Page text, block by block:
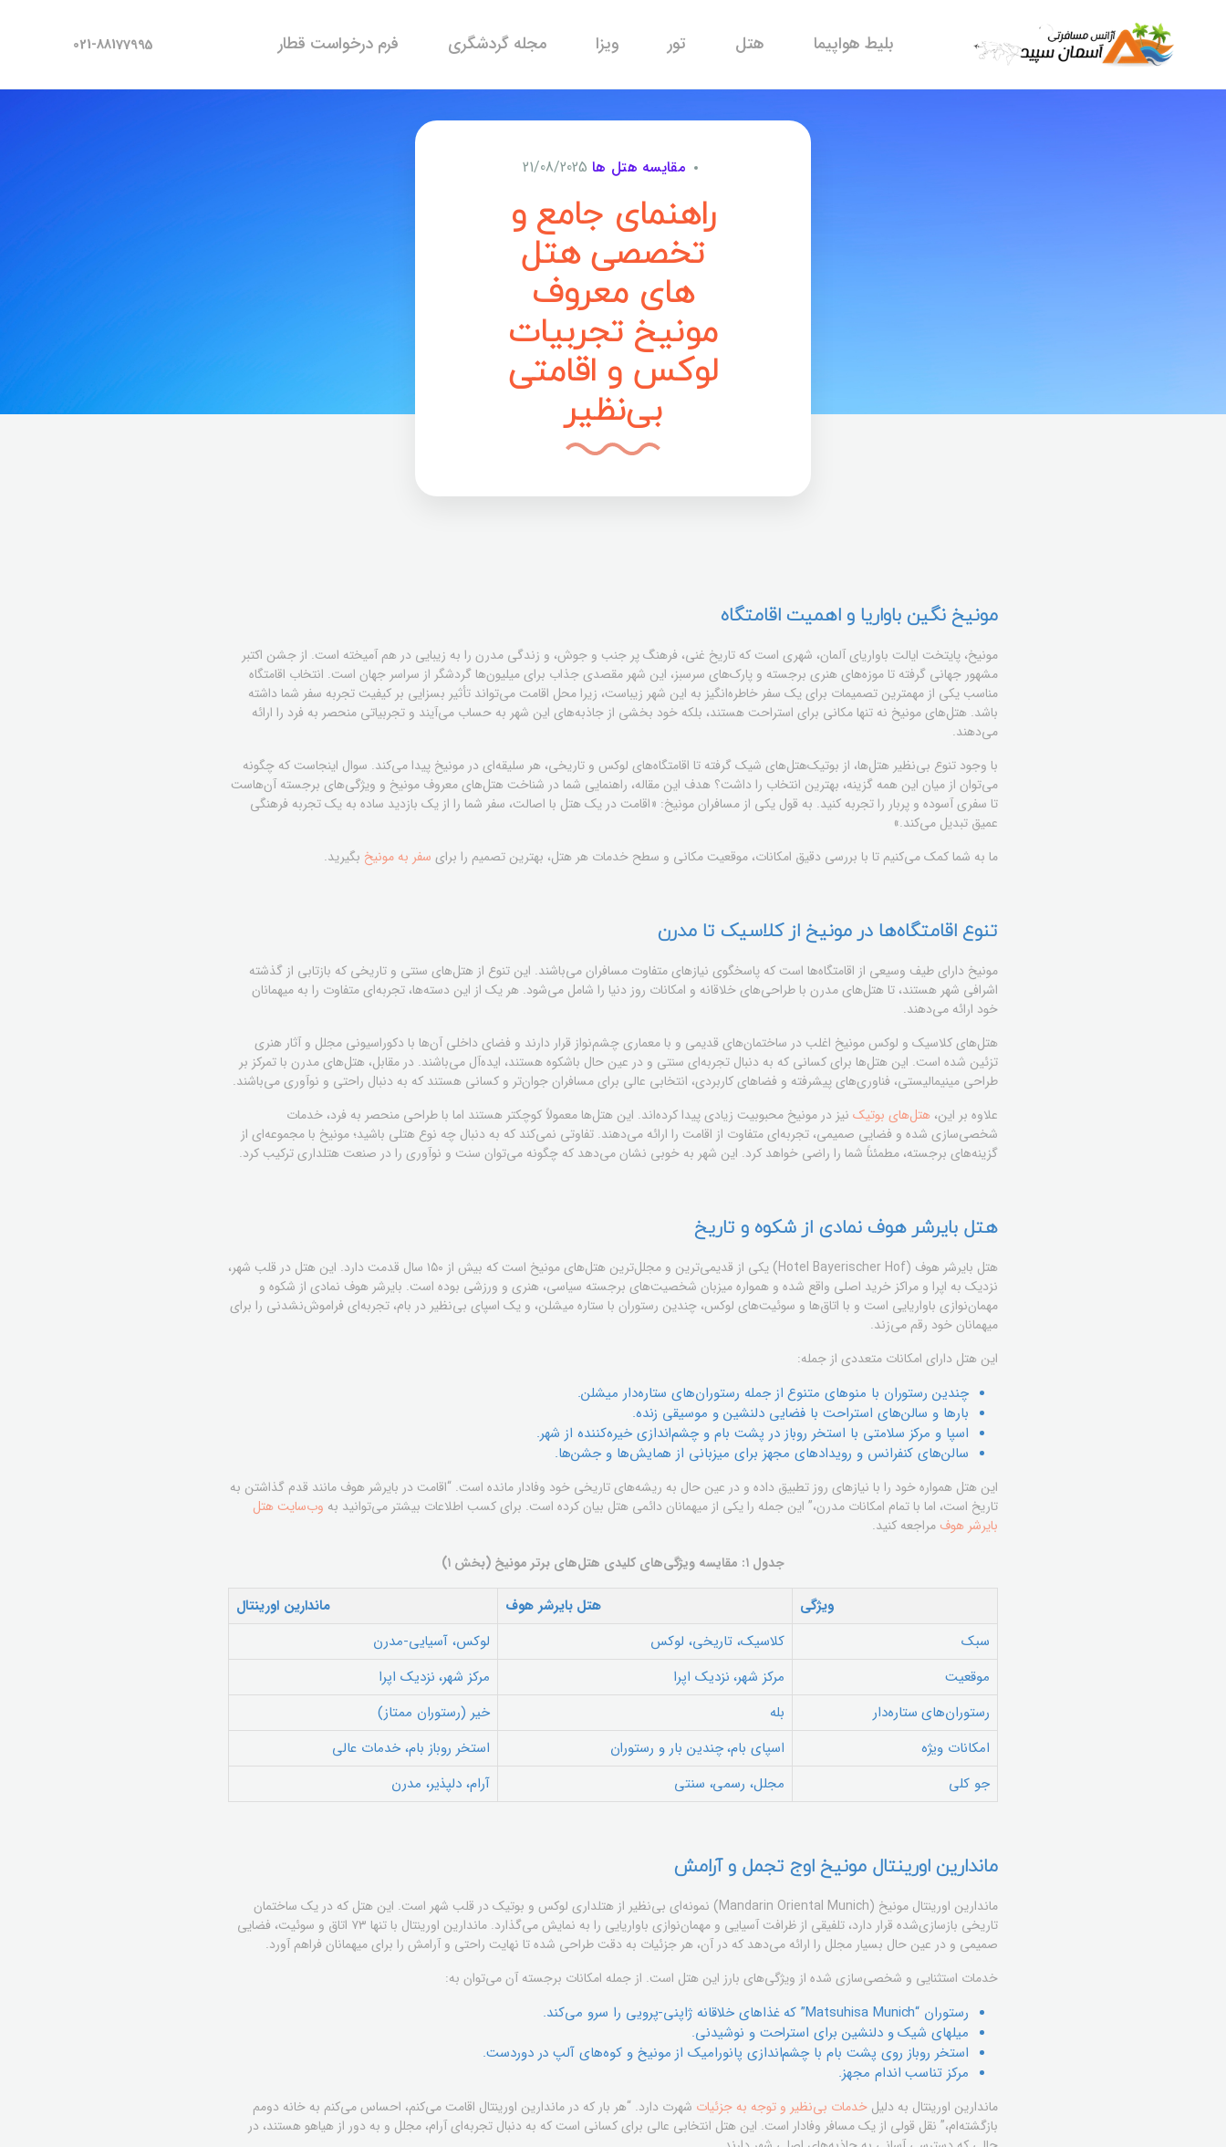
بلیط هواپیما هتل تور ویزا مجله گردشگری فرم درخواست قطار 021-88177995
مقایسه هتل ها
راهنمای جامع و
تخصصی هتل
های معروف
مونیخ تجربیات
لوکس و اقامتی
بی‌نظیر
مونیخ نگین باواریا و اهمیت اقامتگاه
مونیخ، پایتخت ایالت باواریای آلمان، شهری است که تاریخ غنی، فرهنگ پر جنب و جوش، و زندگی مدرن را به زیبایی در هم آمیخته است. از جشن اکتبر
مشهور جهانی گرفته تا موزه‌های هنری برجسته و پارک‌های سرسبز، این شهر مقصدی جذاب برای میلیون‌ها گردشگر از سراسر جهان است. انتخاب اقامتگاه
مناسب یکی از مهمترین تصمیمات برای یک سفر خاطره‌انگیز به این شهر زیباست، زیرا محل اقامت می‌تواند تأثیر بسزایی بر کیفیت تجربه سفر شما داشته
باشد. هتل‌های مونیخ نه تنها مکانی برای استراحت هستند، بلکه خود بخشی از جاذبه‌های این شهر به حساب می‌آیند و تجربیاتی منحصر به فرد را ارائه
می‌دهند.
با وجود تنوع بی‌نظیر هتل‌ها، از بوتیک‌هتل‌های شیک گرفته تا اقامتگاه‌های لوکس و تاریخی، هر سلیقه‌ای در مونیخ پیدا می‌کند. سوال اینجاست که چگونه
می‌توان از میان این همه گزینه، بهترین انتخاب را داشت؟ هدف این مقاله، راهنمایی شما در شناخت هتل‌های معروف مونیخ و ویژگی‌های برجسته آن‌هاست
تا سفری آسوده و پربار را تجربه کنید. به قول یکی از مسافران مونیخ: «اقامت در یک هتل با اصالت، سفر شما را از یک بازدید ساده به یک تجربه فرهنگی
عمیق تبدیل می‌کند.»
ما به شما کمک می‌کنیم تا با بررسی دقیق امکانات، موقعیت مکانی و سطح خدمات هر هتل، بهترین تصمیم را برای سفر به مونیخ بگیرید.
تنوع اقامتگاه‌ها در مونیخ از کلاسیک تا مدرن
مونیخ دارای طیف وسیعی از اقامتگاه‌ها است که پاسخگوی نیازهای متفاوت مسافران می‌باشند. این تنوع از هتل‌های سنتی و تاریخی که بازتابی از گذشته
اشرافی شهر هستند، تا هتل‌های مدرن با طراحی‌های خلاقانه و امکانات روز دنیا را شامل می‌شود. هر یک از این دسته‌ها، تجربه‌ای متفاوت را به میهمانان
خود ارائه می‌دهند.
هتل‌های کلاسیک و لوکس مونیخ اغلب در ساختمان‌های قدیمی و با معماری چشم‌نواز قرار دارند و فضای داخلی آن‌ها با دکوراسیونی مجلل و آثار هنری
تزئین شده است. این هتل‌ها برای کسانی که به دنبال تجربه‌ای سنتی و در عین حال باشکوه هستند، ایده‌آل می‌باشند. در مقابل، هتل‌های مدرن با تمرکز بر
طراحی مینیمالیستی، فناوری‌های پیشرفته و فضاهای کاربردی، انتخابی عالی برای مسافران جوان‌تر و کسانی هستند که به دنبال راحتی و نوآوری می‌باشند.
علاوه بر این، هتل‌های بوتیک نیز در مونیخ محبوبیت زیادی پیدا کرده‌اند. این هتل‌ها معمولاً کوچکتر هستند اما با طراحی منحصر به فرد، خدمات
شخصی‌سازی شده و فضایی صمیمی، تجربه‌ای متفاوت از اقامت را ارائه می‌دهند. تفاوتی نمی‌کند که به دنبال چه نوع هتلی باشید؛ مونیخ با مجموعه‌ای از
گزینه‌های برجسته، مطمئناً شما را راضی خواهد کرد. این شهر به خوبی نشان می‌دهد که چگونه می‌توان سنت و نوآوری را در صنعت هتلداری ترکیب کرد.
هتل بایرشر هوف نمادی از شکوه و تاریخ
هتل بایرشر هوف (Hotel Bayerischer Hof) یکی از قدیمی‌ترین و مجلل‌ترین هتل‌های مونیخ است که بیش از ۱۵۰ سال قدمت دارد. این هتل در قلب شهر،
نزدیک به اپرا و مراکز خرید اصلی واقع شده و همواره میزبان شخصیت‌های برجسته سیاسی، هنری و ورزشی بوده است. بایرشر هوف نمادی از شکوه و
مهمان‌نوازی باواریایی است و با اتاق‌ها و سوئیت‌های لوکس، چندین رستوران با ستاره میشلن، و یک اسپای بی‌نظیر در بام، تجربه‌ای فراموش‌نشدنی را برای
میهمانان خود رقم می‌زند.
این هتل دارای امکانات متعددی از جمله:
چندین رستوران با منوهای متنوع از جمله رستوران‌های ستاره‌دار میشلن.
بارها و سالن‌های استراحت با فضایی دلنشین و موسیقی زنده.
اسپا و مرکز سلامتی با استخر روباز در پشت بام و چشم‌اندازی خیره‌کننده از شهر.
سالن‌های کنفرانس و رویدادهای مجهز برای میزبانی از همایش‌ها و جشن‌ها.
این هتل همواره خود را با نیازهای روز تطبیق داده و در عین حال به ریشه‌های تاریخی خود وفادار مانده است. “اقامت در بایرشر هوف مانند قدم گذاشتن به
تاریخ است، اما با تمام امکانات مدرن،” این جمله را یکی از میهمانان دائمی هتل بیان کرده است. برای کسب اطلاعات بیشتر می‌توانید به وب‌سایت هتل
بایرشر هوف مراجعه کنید.
جدول ۱: مقایسه ویژگی‌های کلیدی هتل‌های برتر مونیخ (بخش ۱)
ویژگی هتل بایرشر هوف
ماندارین اورینتال
سبک
کلاسیک، تاریخی، لوکس
لوکس، آسیایی-مدرن
موقعیت
مرکز شهر، نزدیک اپرا
مرکز شهر، نزدیک اپرا
رستوران‌های ستاره‌دار
بله
خیر (رستوران ممتاز)
امکانات ویژه
اسپای بام، چندین بار و رستوران
استخر روباز بام، خدمات عالی
جو کلی
مجلل، رسمی، سنتی آرام، دلپذیر، مدرن
ماندارین اورینتال مونیخ اوج تجمل و آرامش
ماندارین اورینتال مونیخ (Mandarin Oriental Munich) نمونه‌ای بی‌نظیر از هتلداری لوکس و بوتیک در قلب شهر است. این هتل که در یک ساختمان
تاریخی بازسازی‌شده قرار دارد، تلفیقی از ظرافت آسیایی و مهمان‌نوازی باواریایی را به نمایش می‌گذارد. ماندارین اورینتال با تنها ۷۳ اتاق و سوئیت، فضایی
صمیمی و در عین حال بسیار مجلل را ارائه می‌دهد که در آن، هر جزئیات به دقت طراحی شده تا نهایت راحتی و آرامش را برای میهمانان فراهم آورد.
خدمات استثنایی و شخصی‌سازی شده از ویژگی‌های بارز این هتل است. از جمله امکانات برجسته آن می‌توان به:
رستوران “Matsuhisa Munich” که غذاهای خلاقانه ژاپنی-پرویی را سرو می‌کند.
میلهای شیک و دلنشین برای استراحت و نوشیدنی.
استخر روباز روی پشت بام با چشم‌اندازی پانورامیک از مونیخ و کوه‌های آلپ در دوردست.
مرکز تناسب اندام مجهز.
ماندارین اورینتال به دلیل خدمات بی‌نظیر و توجه به جزئیات شهرت دارد. “هر بار که در ماندارین اورینتال اقامت می‌کنم، احساس می‌کنم به خانه دومم
بازگشته‌ام،” نقل قولی از یک مسافر وفادار است. این هتل انتخابی عالی برای کسانی است که به دنبال تجربه‌ای آرام، مجلل و به دور از هیاهو هستند، در